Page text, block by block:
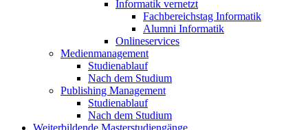
Informatik vernetzt
Fachbereichstag Informatik
Alumni Informatik
Onlineservices
Medienmanagement
Studienablauf
Nach dem Studium
Publishing Management
Studienablauf
Nach dem Studium